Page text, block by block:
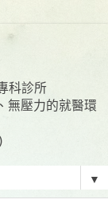
科診所
無壓力的就醫環
▼